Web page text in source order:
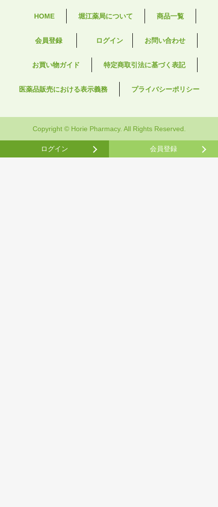
HOME 堀江薬局について 商品一覧
会員登録 ログイン お問い合わせ
お買い物ガイド 特定商取引法に基づく表記
医薬品販売における表示義務 プライバシーポリシー
Copyright © Horie Pharmacy. All Rights Reserved.
ログイン 会員登録